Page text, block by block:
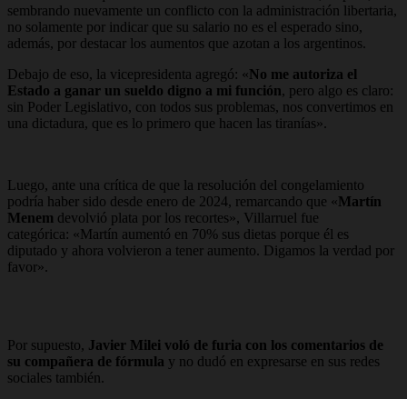
sembrando nuevamente un conflicto con la administración libertaria,
no solamente por indicar que su salario no es el esperado sino,
además, por destacar los aumentos que azotan a los argentinos.
Debajo de eso, la vicepresidenta agregó: «No me autoriza el
Estado a ganar un sueldo digno a mi función, pero algo es claro:
sin Poder Legislativo, con todos sus problemas, nos convertimos en
una dictadura, que es lo primero que hacen las tiranías».
Luego, ante una crítica de que la resolución del congelamiento
podría haber sido desde enero de 2024, remarcando que «Martín
Menem devolvió plata por los recortes», Villarruel fue
categórica: «Martín aumentó en 70% sus dietas porque él es
diputado y ahora volvieron a tener aumento. Digamos la verdad por
favor».
Por supuesto, Javier Milei voló de furia con los comentarios de
su compañera de fórmula y no dudó en expresarse en sus redes
sociales también.